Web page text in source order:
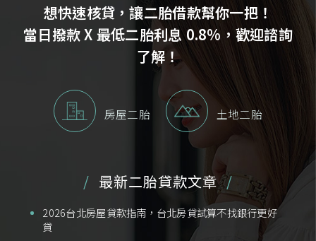
想快速核貸，讓二胎借款幫你一把！
當日撥款 X 最低二胎利息 0.8%，歡迎諮詢
了解！
房屋二胎 土地二胎
最新二胎貸款文章
2026台北房屋貸款指南，台北房貸試算不找銀行更好
貸